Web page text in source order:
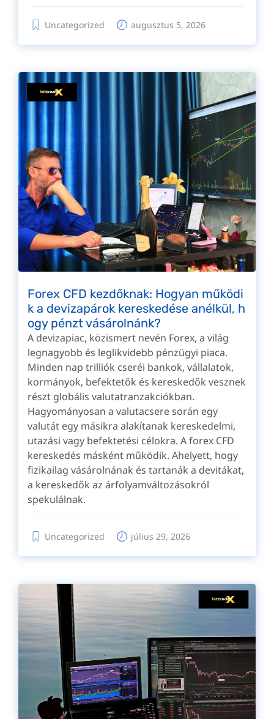
Uncategorized augusztus 5, 2026
Forex CFD kezdőknak: Hogyan működi
k a devizapárok kereskedése anélkül, h
ogy pénzt vásárolnánk?
A devizapiac, közismert nevén Forex, a világ
legnagyobb és leglikvidebb pénzügyi piaca.
Minden nap trilliók cseréi bankok, vállalatok,
kormányok, befektetők és kereskedők vesznek
részt globális valutatranzakciókban.
Hagyományosan a valutacsere során egy
valutát egy másikra alakítanak kereskedelmi,
utazási vagy befektetési célokra. A forex CFD
kereskedés másként működik. Ahelyett, hogy
fizikailag vásárolnának és tartanák a devitákat,
a kereskedők az árfolyamváltozásokról
spekulálnak.
Uncategorized július 29, 2026